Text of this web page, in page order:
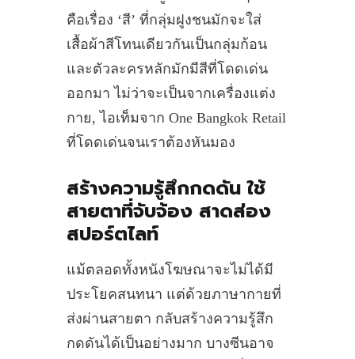
คือเรื่อง ‘สี’ ที่กลุ่มฝูงชนมักจะใส่
เสื้อผ้าสีโทนเดียวกันเป็นกลุ่มก้อน
และตัวละครหลักมักมีสีที่โดดเด่น
ออกมา ไม่ว่าจะเป็นจากเครื่องแต่ง
กาย, ไอเท็มจาก One Bangkok Retail
ที่โดดเด่นจนเราต้องหันมอง
สร้างความรู้สึกกดดัน ใช้
สายตาที่จับจ้อง สาดส่อง
สปอร์ตไลท์
แม้ตลอดทั้งหนังโฆษณาจะไม่ได้มี
ประโยคสนทนา แต่ด้วยภาษากายที่
ส่งผ่านสายตา กลับสร้างความรู้สึก
กดดันได้เป็นอย่างมาก บางซีนอาจ